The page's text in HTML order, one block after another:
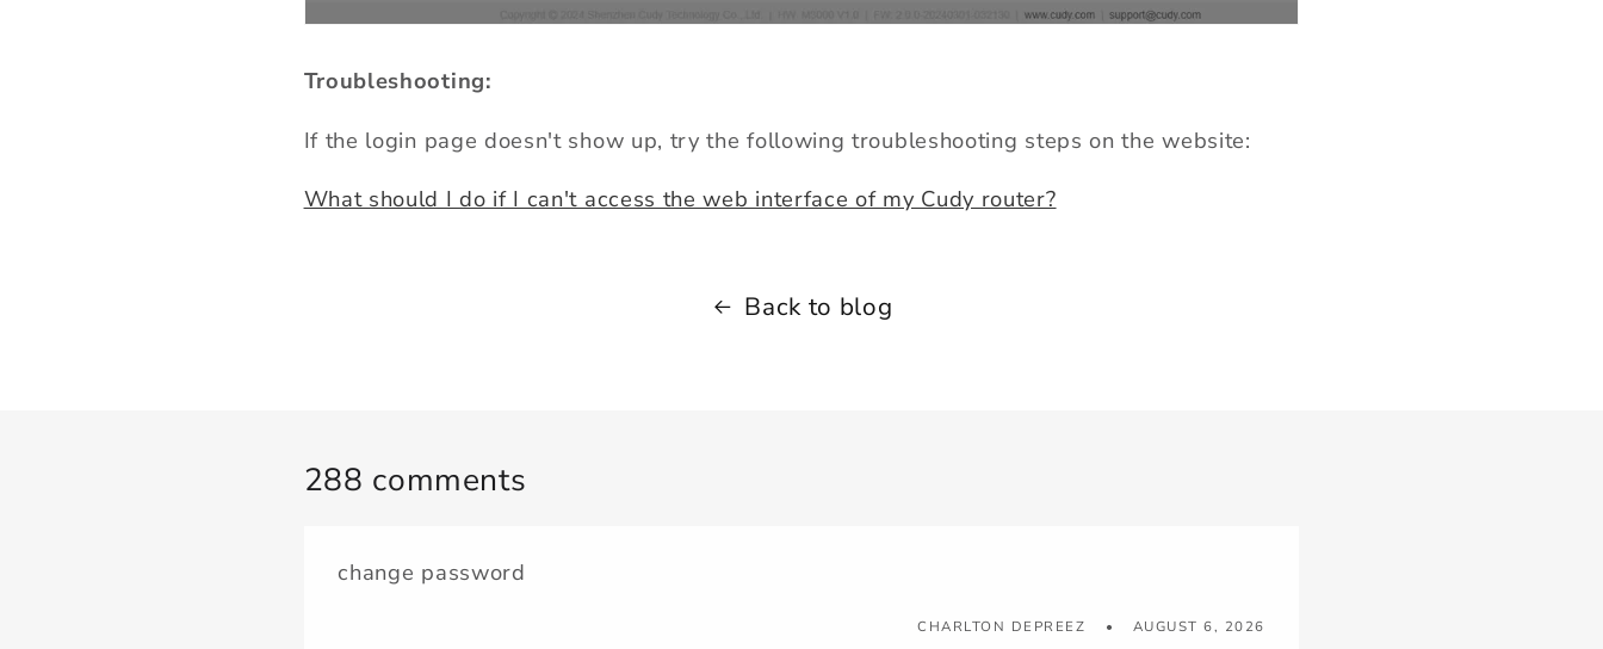
Troubleshooting:
If the login page doesn't show up, try the following troubleshooting steps on the website:
What should I do if I can't access the web interface of my Cudy router?
Back to blog
288 comments
change password
CHARLTON DEPREEZ AUGUST 6, 2026